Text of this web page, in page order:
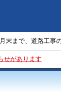
末まで、道路工事
せがあります